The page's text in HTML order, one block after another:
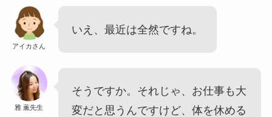
アイカさん
いえ、最近は全然ですね。
雅 薫先生
そうですか。それじゃ、お仕事も大
変だと思うんですけど、体を休める